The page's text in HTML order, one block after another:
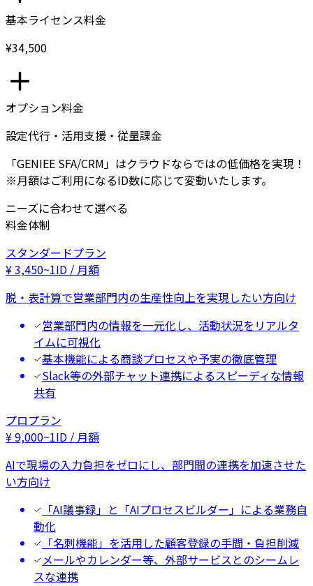
基本ライセンス料金
¥34,500
オプション料金
設定代行・活用支援・従量課金
「GENIEE SFA/CRM」はクラウドならではの低価格を実現！
※月額はご利用になるID数に応じて変動いたします。
ニーズに合わせて選べる
料金体制
スタンダードプラン
¥3,450~1ID / 月額
脱・表計算で営業部門内の生産性向上を実現したい方向け
営業部門内の情報を一元化し、活動状況をリアルタ
イムに可視化
基本機能による商談プロセスや予実の徹底管理
Slack等の外部チャット連携によるスピーディな情報
共有
プロプラン
¥9,000~1ID / 月額
AIで現場の入力負担をゼロにし、部門間の連携を加速させた
い方向け
「AI議事録」と「AIプロセスビルダー」による業務自
動化
「名刺機能」を活用した顧客登録の手間・負担削減
メールやカレンダー等、外部サービスとのシームレ
スな連携